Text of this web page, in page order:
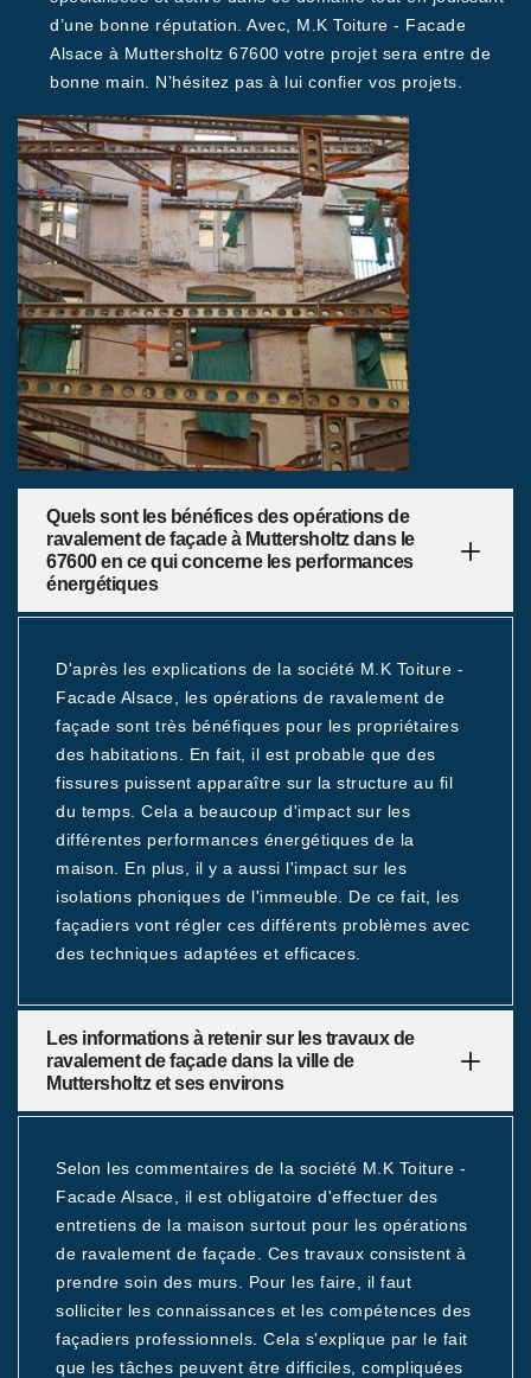
d’une bonne réputation. Avec, M.K Toiture - Facade
Alsace à Muttersholtz 67600 votre projet sera entre de
bonne main. N’hésitez pas à lui confier vos projets.
Quels sont les bénéfices des opérations de
ravalement de façade à Muttersholtz dans le
67600 en ce qui concerne les performances
énergétiques
D'après les explications de la société M.K Toiture -
Facade Alsace, les opérations de ravalement de
façade sont très bénéfiques pour les propriétaires
des habitations. En fait, il est probable que des
fissures puissent apparaître sur la structure au fil
du temps. Cela a beaucoup d'impact sur les
différentes performances énergétiques de la
maison. En plus, il y a aussi l'impact sur les
isolations phoniques de l'immeuble. De ce fait, les
façadiers vont régler ces différents problèmes avec
des techniques adaptées et efficaces.
Les informations à retenir sur les travaux de
ravalement de façade dans la ville de
Muttersholtz et ses environs
Selon les commentaires de la société M.K Toiture -
Facade Alsace, il est obligatoire d'effectuer des
entretiens de la maison surtout pour les opérations
de ravalement de façade. Ces travaux consistent à
prendre soin des murs. Pour les faire, il faut
solliciter les connaissances et les compétences des
façadiers professionnels. Cela s'explique par le fait
que les tâches peuvent être difficiles, compliquées